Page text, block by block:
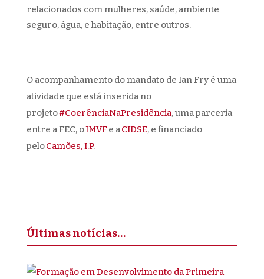
relacionados com mulheres, saúde, ambiente
seguro, água, e habitação, entre outros.
O acompanhamento do mandato de Ian Fry é uma
atividade que está inserida no
projeto#CoerênciaNaPresidência, uma parceria
entre a FEC, oIMVF e aCIDSE, e financiado
peloCamões, I.P.
Últimas notícias…